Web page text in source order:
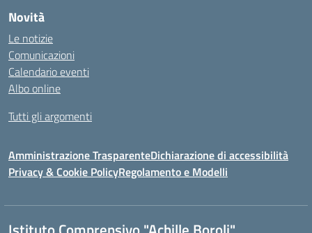
Novità
Le notizie
Comunicazioni
Calendario eventi
Albo online
Tutti gli argomenti
Amministrazione TrasparenteDichiarazione di accessibilità
Privacy & Cookie PolicyRegolamento e Modelli